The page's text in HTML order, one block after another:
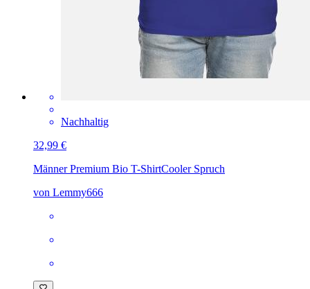
Nachhaltig
32,99 €
Männer Premium Bio T-ShirtCooler Spruch
von Lemmy666